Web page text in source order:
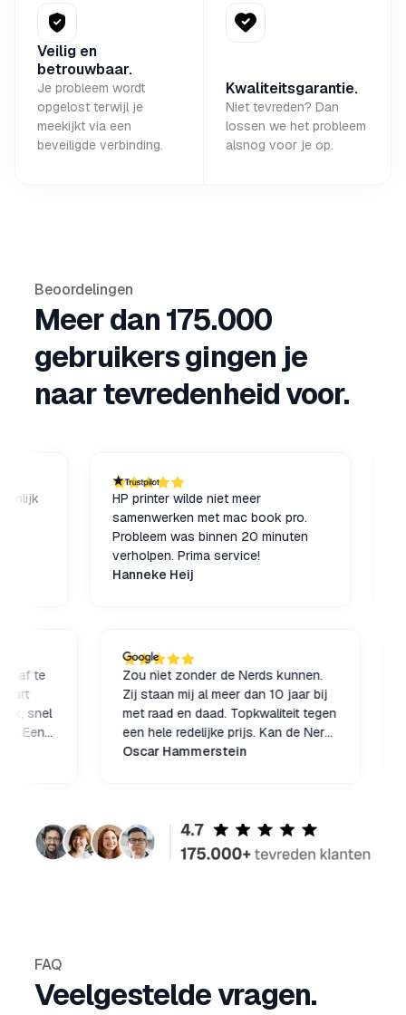
Veilig en
betrouwbaar.
Je probleem wordt
opgelost terwijl je
meekijkt via een
beveiligde verbinding.
Kwaliteitsgarantie.
Niet tevreden? Dan
lossen we het probleem
alsnog voor je op.
Beoordelingen
Meer dan 175.000
gebruikers gingen je
naar tevredenheid voor.
HP printer wilde niet meer
samenwerken met mac book pro.
Probleem was binnen 20 minuten
verholpen. Prima service!
Hanneke Heij
af te
opstart
snel
Een
Zou niet zonder de Nerds kunnen.
Zij staan mij al meer dan 10 jaar bij
met raad en daad. Topkwaliteit tegen
een hele redelijke prijs. Kan de Nerds
van harte aanbevelen.
Oscar Hammerstein
FAQ
Veelgestelde vragen.